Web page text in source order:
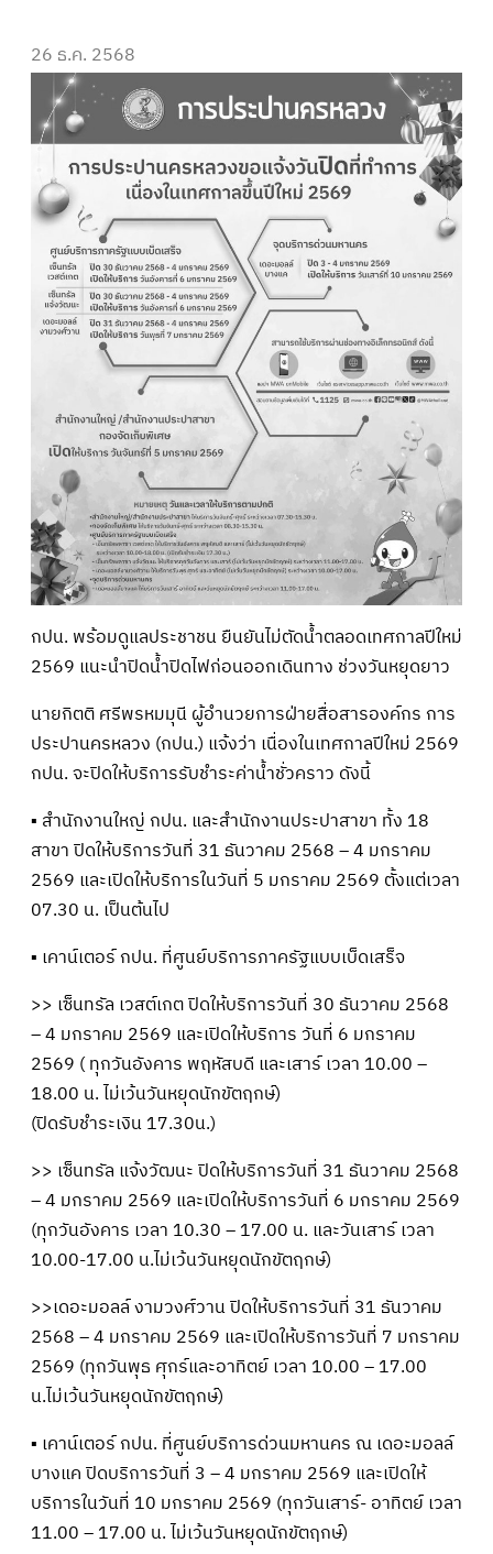
26 ธ.ค. 2568
กปน. พร้อมดูแลประชาชน ยืนยันไม่ตัดน้ำตลอดเทศกาลปีใหม่
2569 แนะนำปิดน้ำปิดไฟก่อนออกเดินทาง ช่วงวันหยุดยาว
นายกิตติ ศรีพรหมมุนี ผู้อำนวยการฝ่ายสื่อสารองค์กร การ
ประปานครหลวง (กปน.) แจ้งว่า เนื่องในเทศกาลปีใหม่ 2569
กปน. จะปิดให้บริการรับชำระค่าน้ำชั่วคราว ดังนี้
▪ สำนักงานใหญ่ กปน. และสำนักงานประปาสาขา ทั้ง 18
สาขา ปิดให้บริการวันที่ 31 ธันวาคม 2568 – 4 มกราคม
2569 และเปิดให้บริการในวันที่ 5 มกราคม 2569 ตั้งแต่เวลา
07.30 น. เป็นต้นไป
▪ เคาน์เตอร์ กปน. ที่ศูนย์บริการภาครัฐแบบเบ็ดเสร็จ
>> เซ็นทรัล เวสต์เกต ปิดให้บริการวันที่ 30 ธันวาคม 2568
– 4 มกราคม 2569 และเปิดให้บริการ วันที่ 6 มกราคม
2569 ( ทุกวันอังคาร พฤหัสบดี และเสาร์ เวลา 10.00 –
18.00 น. ไม่เว้นวันหยุดนักขัตฤกษ์)
(ปิดรับชำระเงิน 17.30น.)
>> เซ็นทรัล แจ้งวัฒนะ ปิดให้บริการวันที่ 31 ธันวาคม 2568
– 4 มกราคม 2569 และเปิดให้บริการวันที่ 6 มกราคม 2569
(ทุกวันอังคาร เวลา 10.30 – 17.00 น. และวันเสาร์ เวลา
10.00-17.00 น.ไม่เว้นวันหยุดนักขัตฤกษ์)
>>เดอะมอลล์ งามวงศ์วาน ปิดให้บริการวันที่ 31 ธันวาคม
2568 – 4 มกราคม 2569 และเปิดให้บริการวันที่ 7 มกราคม
2569 (ทุกวันพุธ ศุกร์และอาทิตย์ เวลา 10.00 – 17.00
น.ไม่เว้นวันหยุดนักขัตฤกษ์)
▪ เคาน์เตอร์ กปน. ที่ศูนย์บริการด่วนมหานคร ณ เดอะมอลล์
บางแค ปิดบริการวันที่ 3 – 4 มกราคม 2569 และเปิดให้
บริการในวันที่ 10 มกราคม 2569 (ทุกวันเสาร์- อาทิตย์ เวลา
11.00 – 17.00 น. ไม่เว้นวันหยุดนักขัตฤกษ์)